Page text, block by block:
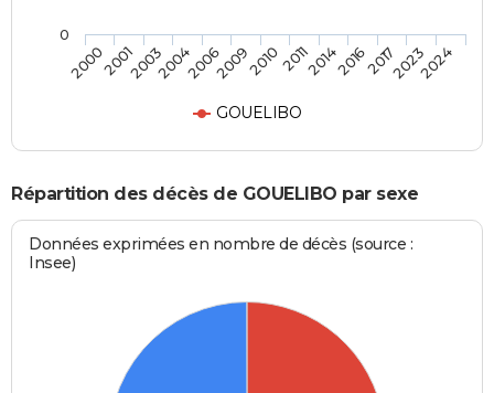
GOUELIBO
2000200120032004200620092010201120142016201720232024
0
Répartition des décès de GOUELIBO par sexe
Données exprimées en nombre de décès (source :
Insee)